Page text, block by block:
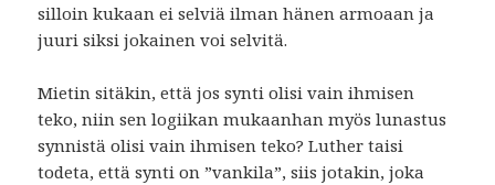
silloin kukaan ei selviä ilman hänen armoaan ja
juuri siksi jokainen voi selvitä.
Mietin sitäkin, että jos synti olisi vain ihmisen
teko, niin sen logiikan mukaanhan myös lunastus
synnistä olisi vain ihmisen teko? Luther taisi
todeta, että synti on ”vankila”, siis jotakin, joka